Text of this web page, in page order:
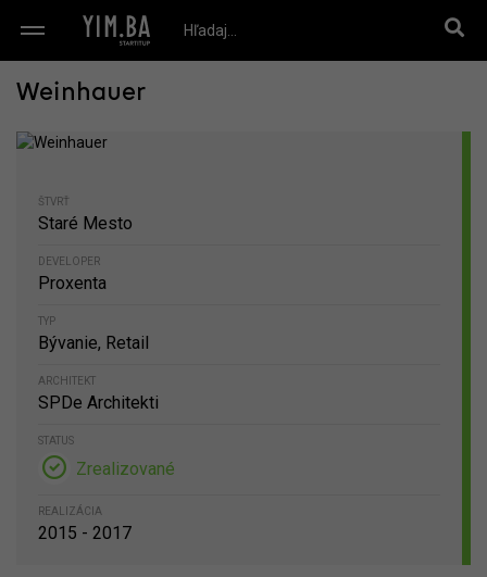
Weinhauer
ŠTVRŤ
Staré Mesto
DEVELOPER
Proxenta
TYP
Bývanie, Retail
ARCHITEKT
SPDe Architekti
STATUS
Zrealizované
REALIZÁCIA
2015 - 2017